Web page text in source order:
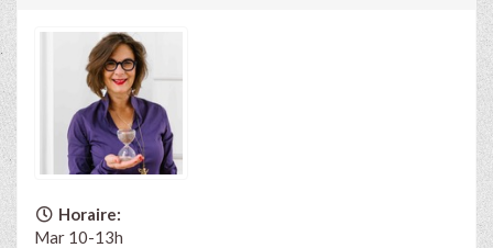
Horaire:
Mar 10-13h